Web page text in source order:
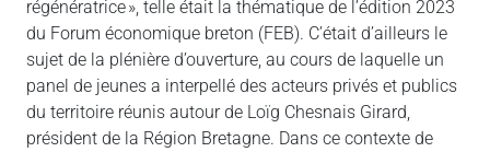
régénératrice », telle était la thématique de l’édition 2023
du Forum économique breton (FEB). C’était d’ailleurs le
sujet de la plénière d’ouverture, au cours de laquelle un
panel de jeunes a interpellé des acteurs privés et publics
du territoire réunis autour de Loïg Chesnais Girard,
président de la Région Bretagne. Dans ce contexte de